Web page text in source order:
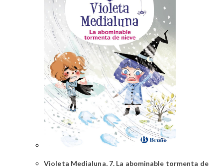
Violeta Medialuna, 7. La abominable tormenta de